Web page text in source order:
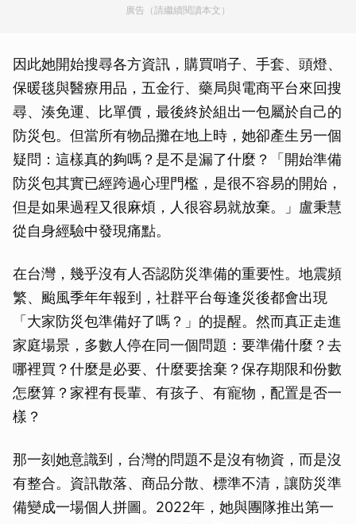
廣告（請繼續閱讀本文）
因此她開始搜尋各方資訊，購買哨子、手套、頭燈、
保暖毯與醫療用品，五金行、藥局與電商平台來回搜
尋、湊免運、比單價，最後終於組出一包屬於自己的
防災包。但當所有物品攤在地上時，她卻產生另一個
疑問：這樣真的夠嗎？是不是漏了什麼？「開始準備
防災包其實已經跨過心理門檻，是很不容易的開始，
但是如果過程又很麻煩，人很容易就放棄。」盧秉慧
從自身經驗中發現痛點。
在台灣，幾乎沒有人否認防災準備的重要性。地震頻
繁、颱風季年年報到，社群平台每逢災後都會出現
「大家防災包準備好了嗎？」的提醒。然而真正走進
家庭場景，多數人停在同一個問題：要準備什麼？去
哪裡買？什麼是必要、什麼要捨棄？保存期限和份數
怎麼算？家裡有長輩、有孩子、有寵物，配置是否一
樣？
那一刻她意識到，台灣的問題不是沒有物資，而是沒
有整合。資訊散落、商品分散、標準不清，讓防災準
備變成一場個人拼圖。2022年，她與團隊推出第一